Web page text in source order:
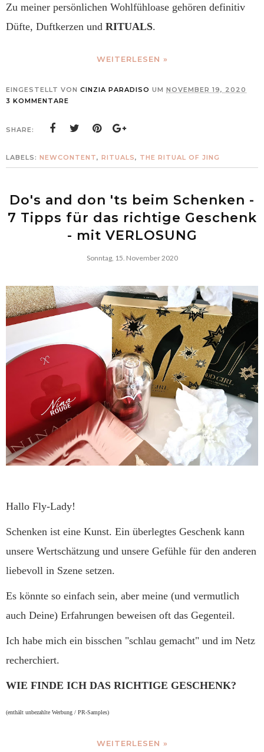
Zu meiner persönlichen Wohlfühloase gehören definitiv
Düfte, Duftkerzen und RITUALS.
WEITERLESEN »
EINGESTELLT VON CINZIA PARADISO UM NOVEMBER 19, 2020
3 KOMMENTARE
SHARE:
LABELS: NEWCONTENT, RITUALS, THE RITUAL OF JING
Do's and don 'ts beim Schenken -
7 Tipps für das richtige Geschenk
- mit VERLOSUNG
Sonntag, 15. November 2020
Hallo Fly-Lady!
Schenken ist eine Kunst. Ein überlegtes Geschenk kann
unsere Wertschätzung und unsere Gefühle für den anderen
liebevoll in Szene setzen.
Es könnte so einfach sein, aber meine (und vermutlich
auch Deine) Erfahrungen beweisen oft das Gegenteil.
Ich habe mich ein bisschen "schlau gemacht" und im Netz
recherchiert.
WIE FINDE ICH DAS RICHTIGE GESCHENK?
(enthält unbezahlte Werbung / PR-Samples)
WEITERLESEN »